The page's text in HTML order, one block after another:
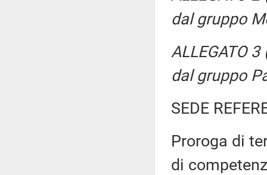
dal gruppo
ALLEGATO
dal gruppo
SEDE
Proroga di
di